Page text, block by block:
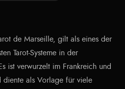
de Marseille, gilt als eines der
Tarot-Systeme in der
ist verwurzelt im Frankreich und
diente als Vorlage für viele